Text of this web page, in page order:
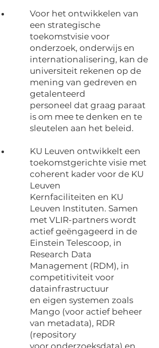
Voor het ontwikkelen van
een strategische
toekomstvisie voor
onderzoek, onderwijs en
internationalisering, kan de
universiteit rekenen op de
mening van gedreven en
getalenteerd
personeel dat graag paraat
is om mee te denken en te
sleutelen aan het beleid.
KU Leuven ontwikkelt een
toekomstgerichte visie met
coherent kader voor de KU
Leuven
Kernfaciliteiten en KU
Leuven Instituten. Samen
met VLIR-partners wordt
actief geëngageerd in de
Einstein Telescoop, in
Research Data
Management (RDM), in
competitiviteit voor
datainfrastructuur
en eigen systemen zoals
Mango (voor actief beheer
van metadata), RDR
(repository
voor onderzoeksdata) en